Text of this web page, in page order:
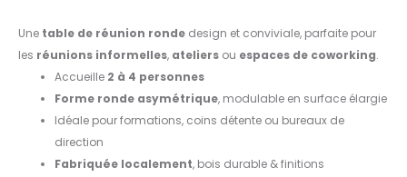
Une table de réunion ronde design et conviviale, parfaite pour
les réunions informelles, ateliers ou espaces de coworking.
Accueille 2 à 4 personnes
Forme ronde asymétrique, modulable en surface élargie
Idéale pour formations, coins détente ou bureaux de
direction
Fabriquée localement, bois durable & finitions